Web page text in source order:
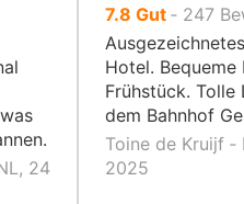
24
7.8 von
10,
Gut ‐ 247
Hotel. Bequeme
Frühstück. Tolle
dem Bahnhof
Toine de Kruijf ‐
2025